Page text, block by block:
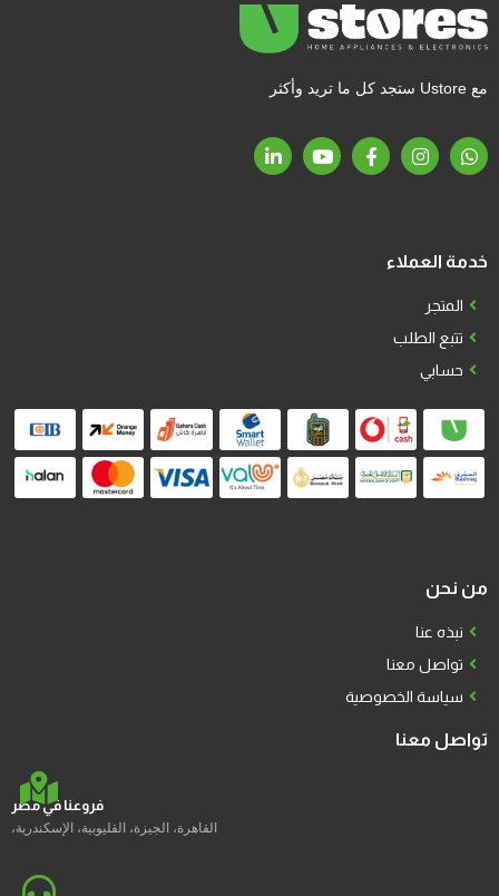
مع Ustore ستجد كل ما تريد وأكثر
خدمة العملاء
المتجر
تتبع الطلب
حسابي
من نحن
نبذه عنا
تواصل معنا
سياسة الخصوصية
تواصل معنا
فروعنا في مصر
القاهرة، الجيزة، القليوبية، الإسكندرية،